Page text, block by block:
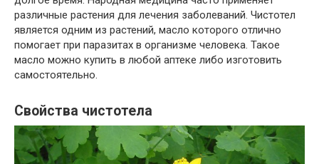
различные растения для лечения заболеваний. Чистотел
является одним из растений, масло которого отлично
помогает при паразитах в организме человека. Такое
масло можно купить в любой аптеке либо изготовить
самостоятельно.
Свойства чистотела